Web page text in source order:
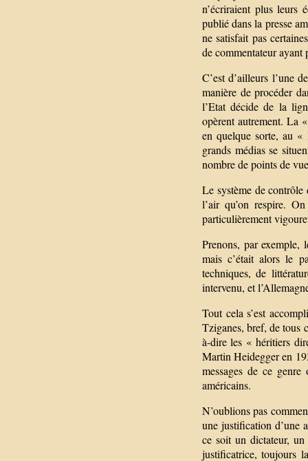
n’écriraient plus leurs
publié dans la presse
ne satisfait pas
de commentateur ayant
C’est d’ailleurs l’une
manière de procéder
l’Etat décide de la
opèrent autrement. La
en quelque sorte, au «
grands médias se
nombre de points de
Le système de
l’air qu’on respire.
particulièrement
Prenons, par exemple,
mais c’était alors le
techniques, de
intervenu, et
Tout cela s’est
Tziganes, bref, de tous
à-dire les « héritiers
Martin Heidegger en
messages de ce
américains.
N’oublions pas
une justification d’une
ce soit un dictateur,
justificatrice, toujours